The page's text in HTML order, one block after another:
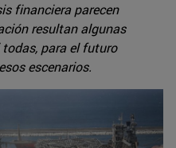
financiera parecen
resultan algunas
para el futuro
escenarios.